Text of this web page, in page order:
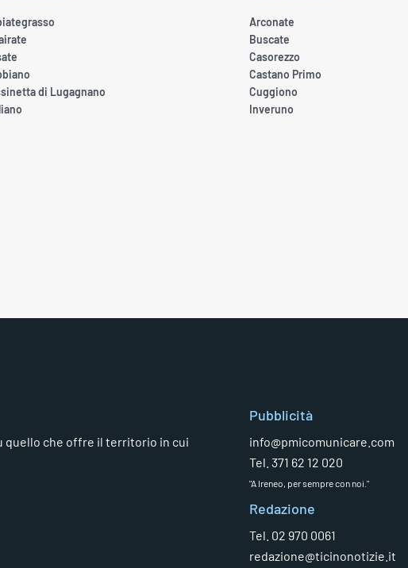
di Lugagnano
Arconate
Buscate
Casorezzo
Castano Primo
Cuggiono
Inveruno
quello che offre il territorio in cui
Pubblicità
info@pmicomunicare.com
Tel. 371 62 12 020
"A Ireneo, per sempre con noi."
Redazione
Tel. 02 970 0061
redazione@ticinonotizie.it